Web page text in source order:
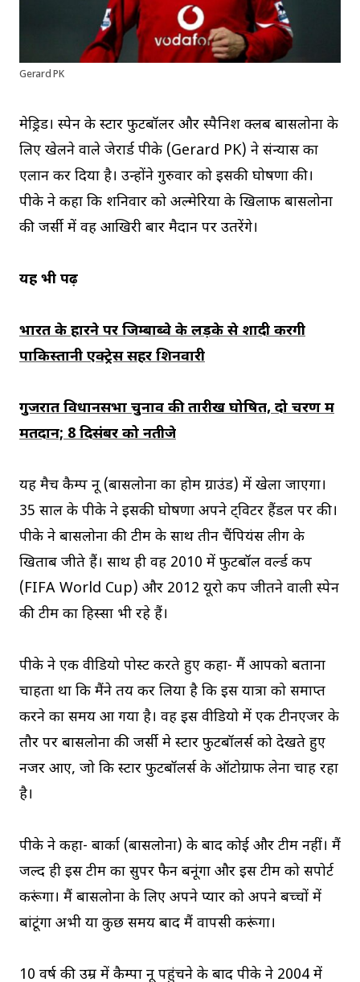
Gerard PK
मेड्रिड। स्पेन के स्टार फुटबॉलर और स्पैनिश क्लब बार्सिलोना के
लिए खेलने वाले जेरार्ड पीके (Gerard PK) ने संन्यास का
एलान कर दिया है। उन्होंने गुरुवार को इसकी घोषणा की।
पीके ने कहा कि शनिवार को अल्मेरिया के खिलाफ बार्सिलोना
की जर्सी में वह आखिरी बार मैदान पर उतरेंगे।
यह भी पढ़ें
भारत के हारने पर जिम्बाब्वे के लड़के से शादी करेंगी
पाकिस्तानी एक्ट्रेस सहर शिनवारी
गुजरात विधानसभा चुनाव की तारीख घोषित, दो चरण में
मतदान; 8 दिसंबर को नतीजे
यह मैच कैम्प नू (बार्सिलोना का होम ग्राउंड) में खेला जाएगा।
35 साल के पीके ने इसकी घोषणा अपने ट्विटर हैंडल पर की।
पीके ने बार्सिलोना की टीम के साथ तीन चैंपियंस लीग के
खिताब जीते हैं। साथ ही वह 2010 में फुटबॉल वर्ल्ड कप
(FIFA World Cup) और 2012 यूरो कप जीतने वाली स्पेन
की टीम का हिस्सा भी रहे हैं।
पीके ने एक वीडियो पोस्ट करते हुए कहा- मैं आपको बताना
चाहता था कि मैंने तय कर लिया है कि इस यात्रा को समाप्त
करने का समय आ गया है। वह इस वीडियो में एक टीनएजर के
तौर पर बार्सिलोना की जर्सी मे स्टार फुटबॉलर्स को देखते हुए
नजर आए, जो कि स्टार फुटबॉलर्स के ऑटोग्राफ लेना चाह रहा
है।
पीके ने कहा- बार्का (बार्सिलोना) के बाद कोई और टीम नहीं। मैं
जल्द ही इस टीम का सुपर फैन बनूंगा और इस टीम को सपोर्ट
करूंगा। मैं बार्सिलोना के लिए अपने प्यार को अपने बच्चों में
बांटूंगा अभी या कुछ समय बाद मैं वापसी करूंगा।
10 वर्ष की उम्र में कैम्पा नू पहुंचने के बाद पीके ने 2004 में